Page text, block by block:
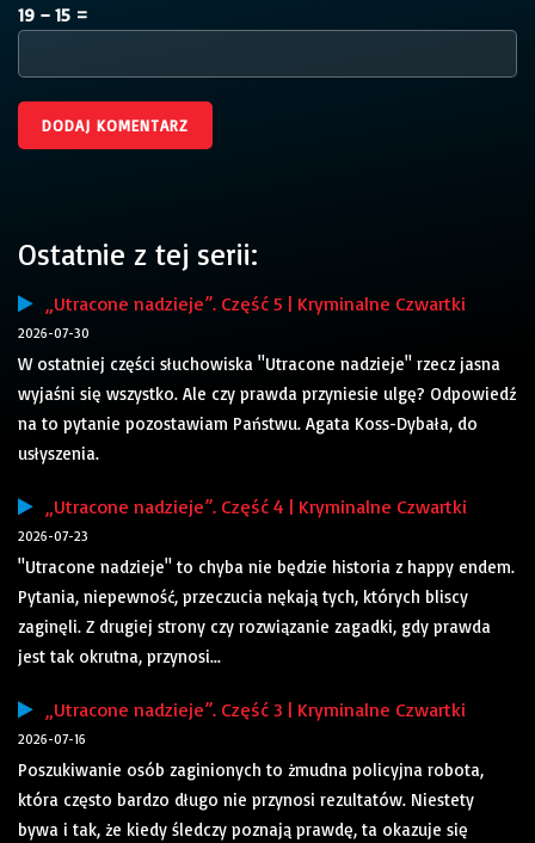
19 − 15 =
Ostatnie z tej serii:
„Utracone nadzieje”. Część 5 | Kryminalne Czwartki
2026-07-30
W ostatniej części słuchowiska "Utracone nadzieje" rzecz jasna
wyjaśni się wszystko. Ale czy prawda przyniesie ulgę? Odpowiedź
na to pytanie pozostawiam Państwu. Agata Koss-Dybała, do
usłyszenia.
„Utracone nadzieje”. Część 4 | Kryminalne Czwartki
2026-07-23
"Utracone nadzieje" to chyba nie będzie historia z happy endem.
Pytania, niepewność, przeczucia nękają tych, których bliscy
zaginęli. Z drugiej strony czy rozwiązanie zagadki, gdy prawda
jest tak okrutna, przynosi...
„Utracone nadzieje”. Część 3 | Kryminalne Czwartki
2026-07-16
Poszukiwanie osób zaginionych to żmudna policyjna robota,
która często bardzo długo nie przynosi rezultatów. Niestety
bywa i tak, że kiedy śledczy poznają prawdę, ta okazuje się